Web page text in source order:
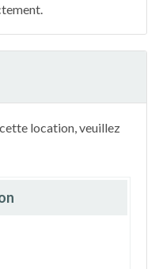
location, veuillez